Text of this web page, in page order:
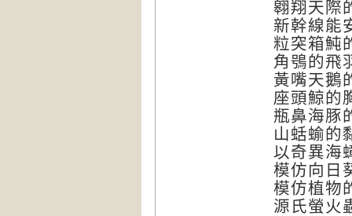
翱翔天際
新幹線能
粒突箱魨
角鴞的飛
黃嘴天鵝
座頭鯨的
瓶鼻海豚
山蛞蝓的
以奇異海
模仿向日
模仿植物
源氏螢火